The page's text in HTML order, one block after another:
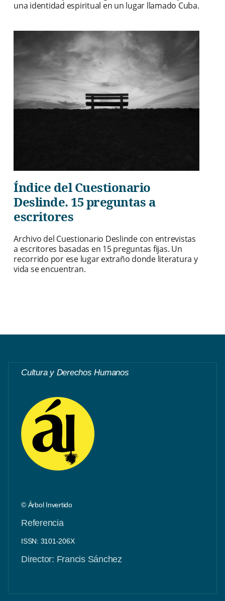
una identidad espiritual en un lugar llamado Cuba.
Índice del Cuestionario
Deslinde. 15 preguntas a
escritores
Archivo del Cuestionario Deslinde con entrevistas
a escritores basadas en 15 preguntas fijas. Un
recorrido por ese lugar extraño donde literatura y
vida se encuentran.
Cultura y Derechos Humanos
© Árbol Invertido
Referencia
ISSN: 3101-206X
Director: Francis Sánchez